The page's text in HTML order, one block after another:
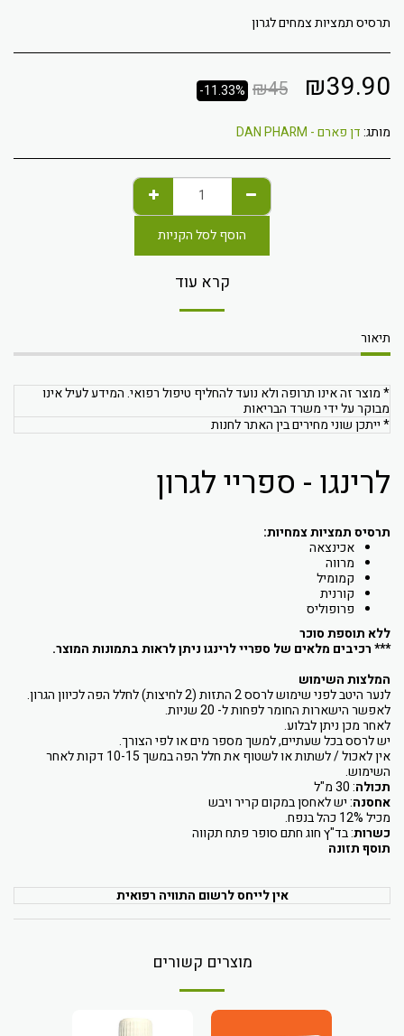
תרסיס תמציות צמחים לגרון
₪39.90
₪45
-11.33%
מותג:דן פארם - DAN PHARM
הוסף לסל הקניות
קרא עוד
תיאור
* מוצר זה אינו תרופה ולא נועד להחליף טיפול רפואי. המידע לעיל אינו
מבוקר על ידי משרד הבריאות
* ייתכן שוני מחירים בין האתר לחנות
לרינגו - ספריי לגרון
תרסיס תמציות צמחיות:
אכינצאה
מרווה
קמומיל
קורנית
פרופוליס
ללא תוספת סוכר
*** רכיבים מלאים של ספריי לרינגו ניתן לראות בתמונות המוצר.
המלצות השימוש
לנער היטב לפני שימוש לרסס 2 התזות (2 לחיצות) לחלל הפה לכיוון הגרון.
לאפשר הישארות החומר לפחות ל- 20 שניות.
לאחר מכן ניתן לבלוע.
יש לרסס בכל שעתיים, למשך מספר מים או לפי הצורך.
אין לאכול / לשתות או לשטוף את חלל הפה במשך 10-15 דקות לאחר
השימוש.
תכולה: 30 מ"ל
אחסנה: יש לאחסן במקום קריר ויבש
מכיל 12% כהל בנפח.
כשרות: בד"ץ חוג חתם סופר פתח תקווה
תוסף תזונה
אין לייחס לרשום התוויה רפואית
מוצרים קשורים